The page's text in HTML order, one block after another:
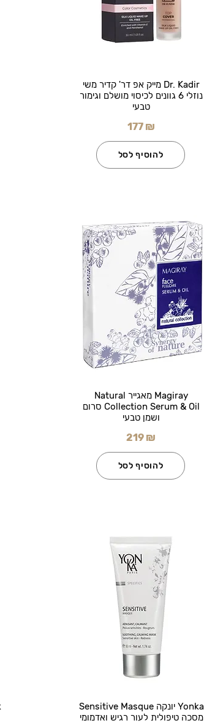
Dr. Kadir מייק אפ דר' קדיר משי
נוזלי 6 גוונים לכיסוי מושלם וגימור
טבעי
177 ₪
להוסיף לסל
Magiray מאגייר Natural
Collection Serum & Oil סרום
ושמן טבעי
219 ₪
להוסיף לסל
Yonka יונקה Sensitive Masque
מסכה טיפולית לעור רגיש ואדמומי